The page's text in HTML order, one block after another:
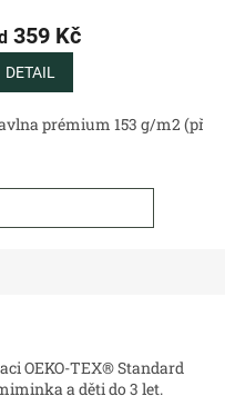
Bavlněný satén 130 g/
359 Kč
DETAIL
prémium 153 g/m2
OEKO-TEX® Standard
a děti do 3 let.